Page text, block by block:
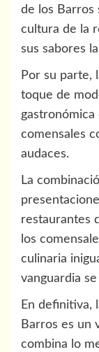
de los Barros
cultura de la
sus sabores
Por su parte,
toque de
comensales
audaces.
La
restaurantes
los
culinaria
vanguardia
En definitiva,
Barros es un
combina lo